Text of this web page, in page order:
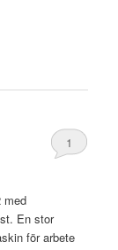
1
med
En stor
för arbete